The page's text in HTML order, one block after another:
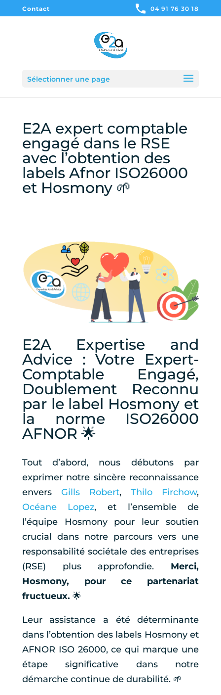
Contact 04 91 76 30 18
Sélectionner une page
E2A expert comptable
engagé dans le RSE
avec l’obtention des
labels Afnor ISO26000
et Hosmony 🌱
E2A Expertise and
Advice : Votre Expert-
Comptable Engagé,
Doublement Reconnu
par le label Hosmony et
la norme ISO26000
AFNOR 🌟
Tout d’abord, nous débutons par
exprimer notre sincère reconnaissance
envers Gills Robert,Thilo Firchow,
Océane Lopez, et l’ensemble de
l’équipe Hosmony pour leur soutien
crucial dans notre parcours vers une
responsabilité sociétale des entreprises
(RSE) plus approfondie. Merci,
Hosmony, pour ce partenariat
fructueux. 🌟
Leur assistance a été déterminante
dans l’obtention des labels Hosmony et
AFNOR ISO 26000, ce qui marque une
étape significative dans notre
démarche continue de durabilité. 🌱